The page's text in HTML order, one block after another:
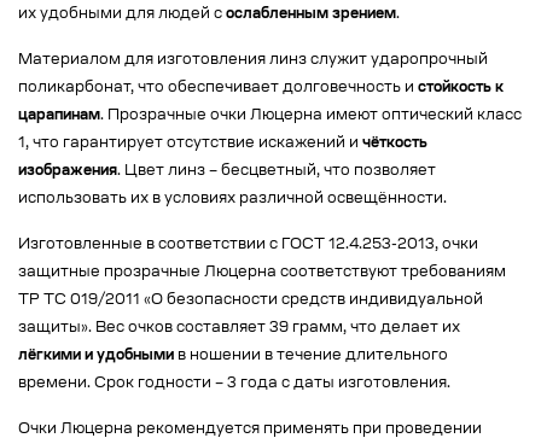
их удобными для людей с ослабленным зрением.
Материалом для изготовления линз служит ударопрочный
поликарбонат, что обеспечивает долговечность и стойкость к
царапинам. Прозрачные очки Люцерна имеют оптический класс
1, что гарантирует отсутствие искажений и чёткость
изображения. Цвет линз – бесцветный, что позволяет
использовать их в условиях различной освещённости.
Изготовленные в соответствии с ГОСТ 12.4.253-2013, очки
защитные прозрачные Люцерна соответствуют требованиям
ТР ТС 019/2011 «О безопасности средств индивидуальной
защиты». Вес очков составляет 39 грамм, что делает их
лёгкими и удобными в ношении в течение длительного
времени. Срок годности – 3 года с даты изготовления.
Очки Люцерна рекомендуется применять при проведении